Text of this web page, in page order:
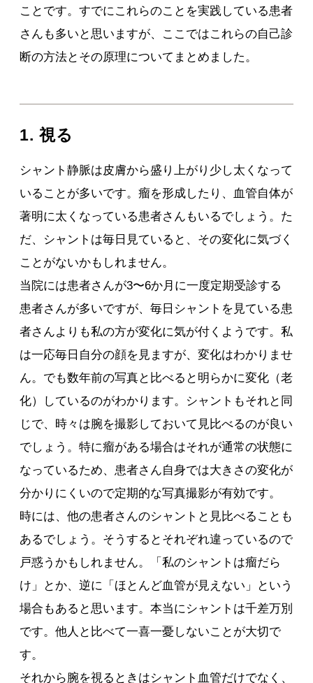
ことです。すでにこれらのことを実践している患者
さんも多いと思いますが、ここではこれらの自己診
断の方法とその原理についてまとめました。
1. 視る
シャント静脈は皮膚から盛り上がり少し太くなって
いることが多いです。瘤を形成したり、血管自体が
著明に太くなっている患者さんもいるでしょう。た
だ、シャントは毎日見ていると、その変化に気づく
ことがないかもしれません。
当院には患者さんが3〜6か月に一度定期受診する
患者さんが多いですが、毎日シャントを見ている患
者さんよりも私の方が変化に気が付くようです。私
は一応毎日自分の顔を見ますが、変化はわかりませ
ん。でも数年前の写真と比べると明らかに変化（老
化）しているのがわかります。シャントもそれと同
じで、時々は腕を撮影しておいて見比べるのが良い
でしょう。特に瘤がある場合はそれが通常の状態に
なっているため、患者さん自身では大きさの変化が
分かりにくいので定期的な写真撮影が有効です。
時には、他の患者さんのシャントと見比べることも
あるでしょう。そうするとそれぞれ違っているので
戸惑うかもしれません。「私のシャントは瘤だら
け」とか、逆に「ほとんど血管が見えない」という
場合もあると思います。本当にシャントは千差万別
です。他人と比べて一喜一憂しないことが大切で
す。
それから腕を視るときはシャント血管だけでなく、